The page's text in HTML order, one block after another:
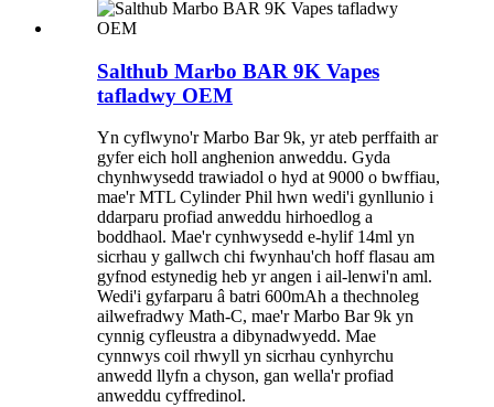
Salthub Marbo BAR 9K Vapes
tafladwy OEM
Yn cyflwyno'r Marbo Bar 9k, yr ateb perffaith ar
gyfer eich holl anghenion anweddu. Gyda
chynhwysedd trawiadol o hyd at 9000 o bwffiau,
mae'r MTL Cylinder Phil hwn wedi'i gynllunio i
ddarparu profiad anweddu hirhoedlog a
boddhaol. Mae'r cynhwysedd e-hylif 14ml yn
sicrhau y gallwch chi fwynhau'ch hoff flasau am
gyfnod estynedig heb yr angen i ail-lenwi'n aml.
Wedi'i gyfarparu â batri 600mAh a thechnoleg
ailwefradwy Math-C, mae'r Marbo Bar 9k yn
cynnig cyfleustra a dibynadwyedd. Mae
cynnwys coil rhwyll yn sicrhau cynhyrchu
anwedd llyfn a chyson, gan wella'r profiad
anweddu cyffredinol.